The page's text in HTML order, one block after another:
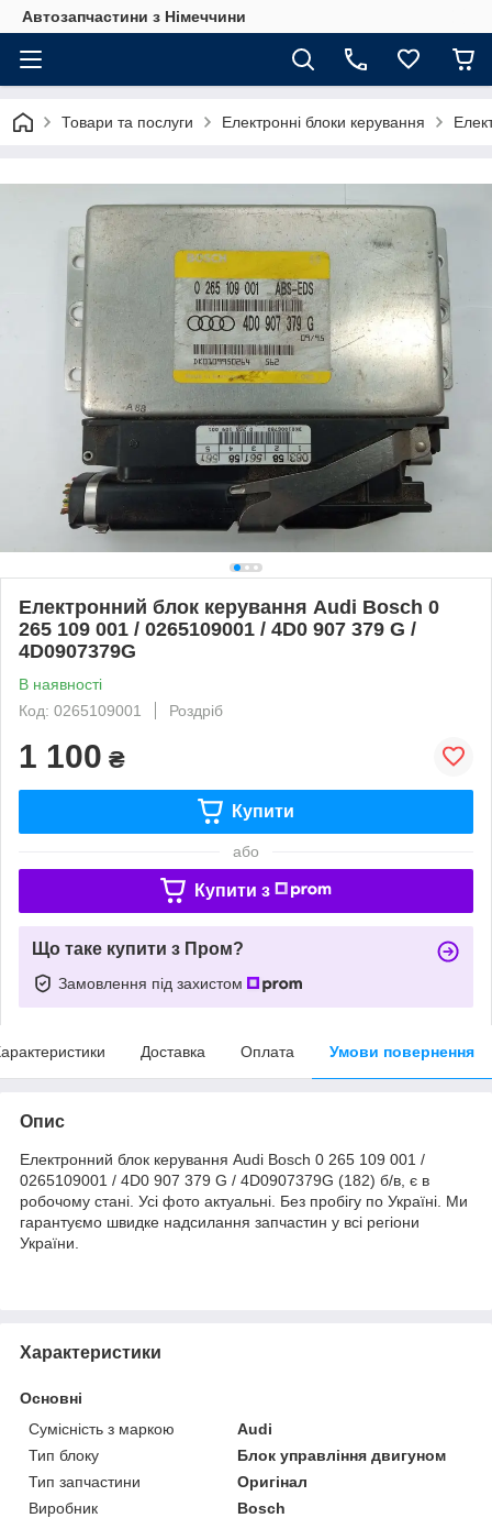
Автозапчастини з Німеччини
Товари та послуги Електронні блоки керування
Електронний блок керування Audi Bosch 0
265 109 001 / 0265109001 / 4D0 907 379 G /
4D0907379G
В наявності
Код: 0265109001
Роздріб
1 100 ₴
Купити
або
Купити з
Що таке купити з Пром?
Замовлення під захистом
Доставка Оплата Умови повернення
Опис
Електронний блок керування Audi Bosch 0 265 109 001 /
0265109001 / 4D0 907 379 G / 4D0907379G (182) б/в, є в
робочому стані. Усі фото актуальні. Без пробігу по Україні. Ми
гарантуємо швидке надсилання запчастин у всі регіони
України.
Характеристики
Основні
Сумісність з маркою
Audi
Тип блоку
Блок управління двигуном
Тип запчастини
Оригінал
Виробник
Bosch